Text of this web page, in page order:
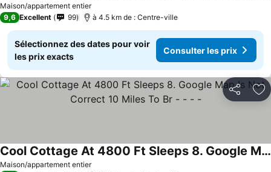
Maison/appartement entier
Consulter les prix
9,6 Excellent 99 à 4.5 km de : Centre-ville
Sélectionnez des dates pour voir
les prix exacts
Consulter les prix
Partager
Maison/appartement entier
Cool Cottage At 4800 Ft Sleeps 8. Google Map Is Not Correct 10 Miles To Br - - - -
Consulter les prix